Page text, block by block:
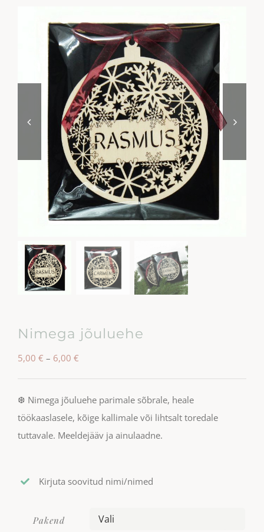
Nimega jõuluehe
5,00 € – 6,00 €
❆ Nimega jõuluehe parimale sõbrale, heale
töökaaslasele, kõige kallimale või lihtsalt toredale
tuttavale. Meeldejääv ja ainulaadne.
Kirjuta soovitud nimi/nimed
Pakend